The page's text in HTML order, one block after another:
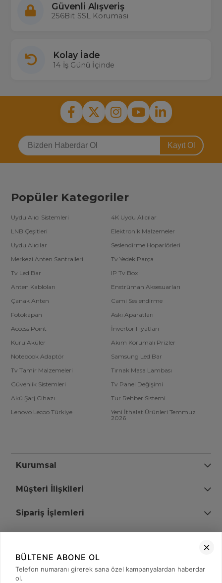
Güvenli Alışveriş
256Bit SSL Koruması
Kolay İade
14 İş Günü İçinde
Kayıt Ol
Popüler Kategoriler
Uydu Alıcı Sistemleri
4K Uydu Alıcılar
LNB Çeşitleri
Elektronik Malzemeler
Uydu Alıcılar
Seslendirme Hoparlörleri
Merkezi Anten Santralleri
Tv Yedek Parça
Tv Led Bar
IP Tv Box
Anten Kabloları
Enstrüman Aksesuarları
Çanak Anten
Cami Seslendirme
Fotokapan
Askı Aparatları
Access Point
İnvertör Fiyatları
Kuru Aküler
Akım Korumalı Prizler
Notebook Adaptör
Samsung Led Bar
Tv Tamir Malzemeleri
Tırnak Masa Lambası
Güvenlik Sistemleri
Tv Panel Değişimi
Akü Şarj Cihazı
Tur Rehber Sistemi
Lenovo Lecoo Türkiye
Yeni İthalat Ürünleri Temmuz
2026
Kurumsal
Müşteri İlişkileri
Sipariş İşlemleri
+90 (850) 473 08 08
BÜLTENE ABONE OL
Telefon numaranı girerek sana özel kampanyalardan haberdar
ol.